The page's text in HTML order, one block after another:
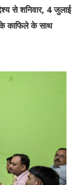
से शनिवार, 4 जुलाई
काफिले के साथ